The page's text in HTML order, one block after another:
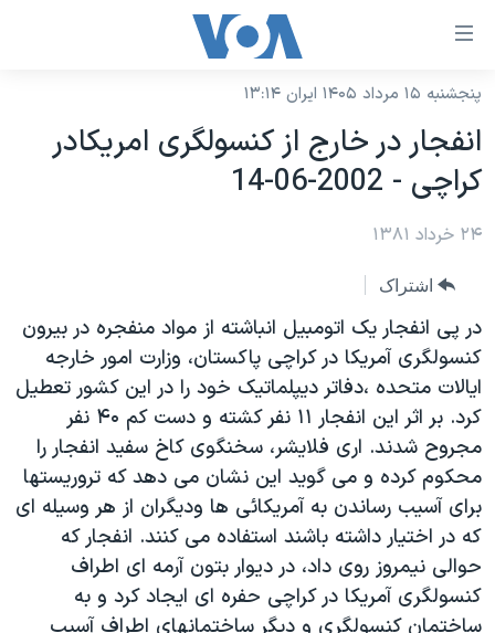
لینکهای
دسترسی
جهش
به
محتوای
اصلی
اصلی
جهش
به
جستجو
نسخه سبک وب‌سایت
موضوع ها
ایران
آمریکا
جهان
ورزشی
گزیده‌ها
ویژه برنامه‌ها
ویدیوها
فرهنگ و زندگی
حقوق شهروندی
اقتصادی
برنامه های تلویزیونی
جدول برنامه ها
صفحه‌های ویژه
جام جهانی ۲۰۲۶
عملیات خشم حماسی
بایگانی برنامه‌های تلویزیونی
مستندها
انتخابات ریاست جمهوری آمریکا ۲۰۲۴
حمله جمهوری اسلامی به اسرائیل
فرکانس‌های صدای آمریکا
پخش رادیویی
یادگیری زبان انگلیسی
دنبال کنید
پنجشنبه ۱۵ مرداد ۱۴۰۵ ایران ۱۳:۱۴
انفجار در خارج از کنسولگری امريکادر
کراچی - 2002-06-14
۲۴ خرداد ۱۳۸۱
اشتراک
در پی انفجار يک اتومبيل انباشته از مواد منفجره در بيرون
کنسولگری آمريکا در کراچی پاکستان، وزارت امور خارجه
ايالات متحده ،دفاتر ديپلماتيک خود را در اين کشور تعطيل
کرد. بر اثر اين انفجار ۱۱ نفر کشته و دست کم ۴۰ نفر
مجروح شدند. اری فلايشر، سخنگوی کاخ سفيد انفجار را
محکوم کرده و می گويد اين نشان می دهد که تروريستها
برای آسيب رساندن به آمريکائی ها وديگران از هر وسيله ای
که در اختيار داشته باشند استفاده می کنند. انفجار که
حوالی نيمروز روی داد، در ديوار بتون آرمه ای اطراف
کنسولگری آمريکا در کراچی حفره ای ايجاد کرد و به
ساختمان کنسولگری و ديگر ساختمانهای اطراف آسيب